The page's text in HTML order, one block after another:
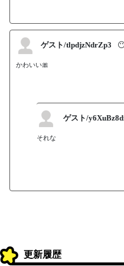
ゲスト/tlpdjzNdrZp3
かわいい🎀
ゲスト/
それな
更新履歴